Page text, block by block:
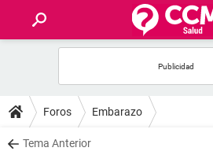
FOROS
SALUD
Foros Embarazo
Tema Anterior